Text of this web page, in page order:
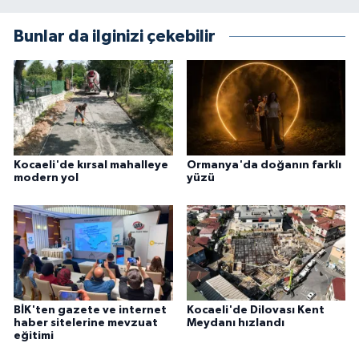
Bunlar da ilginizi çekebilir
Kocaeli'de kırsal mahalleye
modern yol
Ormanya'da doğanın farklı
yüzü
BİK'ten gazete ve internet
haber sitelerine mevzuat
eğitimi
Kocaeli'de Dilovası Kent
Meydanı hızlandı